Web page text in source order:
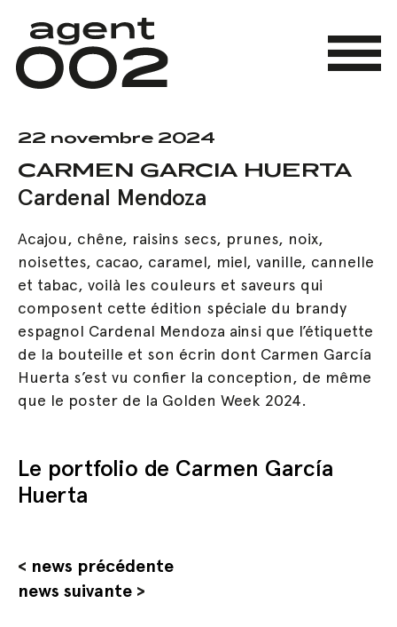
main
content
Menu
22 novembre 2024
CARMEN GARCIA HUERTA
Cardenal Mendoza
Acajou, chêne, raisins secs, prunes, noix,
noisettes, cacao, caramel, miel, vanille, cannelle
et tabac, voilà les couleurs et saveurs qui
composent cette édition spéciale du brandy
espagnol Cardenal Mendoza ainsi que l’étiquette
de la bouteille et son écrin dont Carmen García
Huerta s’est vu confier la conception, de même
que le poster de la Golden Week 2024.
Le portfolio de Carmen García
Huerta
< news précédente
news suivante >